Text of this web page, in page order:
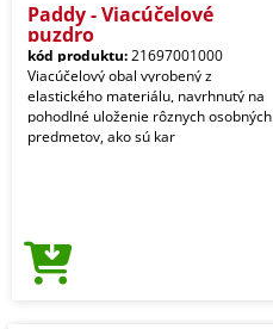
Paddy - Viacúčelové
puzdro
kód produktu:21697001000
Viacúčelový obal vyrobený z
elastického materiálu, navrhnutý na
pohodlné uloženie rôznych osobných
predmetov, ako sú kar